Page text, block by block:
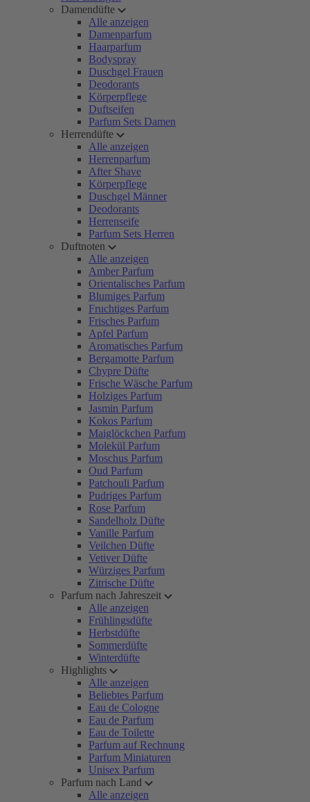
Damendüfte
Alle anzeigen
Damenparfum
Haarparfum
Bodyspray
Duschgel Frauen
Deodorants
Körperpflege
Duftseifen
Parfum Sets Damen
Herrendüfte
Alle anzeigen
Herrenparfum
After Shave
Körperpflege
Duschgel Männer
Deodorants
Herrenseife
Parfum Sets Herren
Duftnoten
Alle anzeigen
Amber Parfum
Orientalisches Parfum
Blumiges Parfum
Fruchtiges Parfum
Frisches Parfum
Apfel Parfum
Aromatisches Parfum
Bergamotte Parfum
Chypre Düfte
Frische Wäsche Parfum
Holziges Parfum
Jasmin Parfum
Kokos Parfum
Maiglöckchen Parfum
Molekül Parfum
Moschus Parfum
Oud Parfum
Patchouli Parfum
Pudriges Parfum
Rose Parfum
Sandelholz Düfte
Vanille Parfum
Veilchen Düfte
Vetiver Düfte
Würziges Parfum
Zitrische Düfte
Parfum nach Jahreszeit
Alle anzeigen
Frühlingsdüfte
Herbstdüfte
Sommerdüfte
Winterdüfte
Highlights
Alle anzeigen
Beliebtes Parfum
Eau de Cologne
Eau de Parfum
Eau de Toilette
Parfum auf Rechnung
Parfum Miniaturen
Unisex Parfum
Parfum nach Land
Alle anzeigen